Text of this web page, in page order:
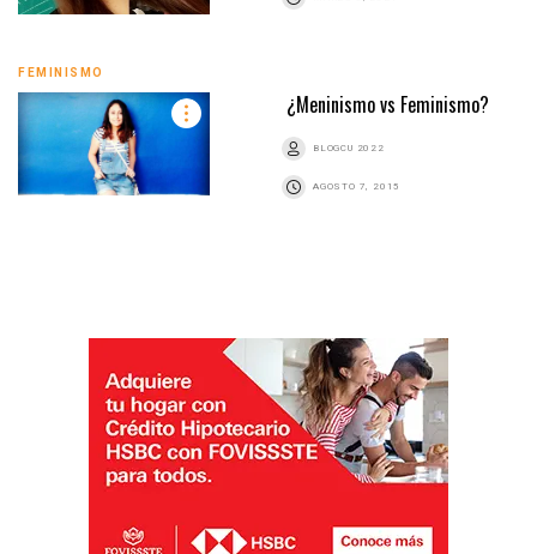
FEMINISMO
¿Meninismo vs Feminismo?
BLOGCU 2022
AGOSTO 7, 2015